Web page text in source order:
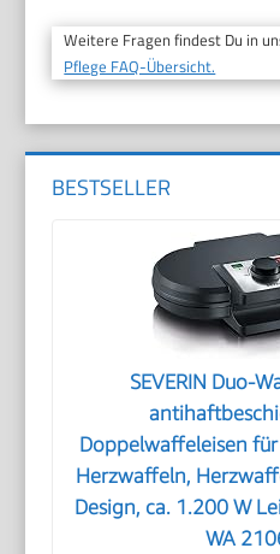
Weitere Fragen findest Du in
Pflege FAQ-Übersicht.
BESTSELLER
SEVERIN Duo-
Doppelwaffeleisen für
Herzwaffeln,
Design, ca. 1.200 W
WA